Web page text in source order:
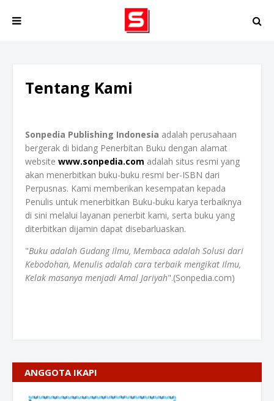
Tentang Kami
Sonpedia Publishing Indonesia adalah perusahaan
bergerak di bidang Penerbitan Buku dengan alamat
website www.sonpedia.com adalah situs resmi yang
akan menerbitkan buku-buku resmi ber-ISBN dari
Perpusnas. Kami memberikan kesempatan kepada
Penulis untuk menerbitkan Buku-buku karya terbaiknya
di sini melalui layanan penerbit kami, serta buku yang
diterbitkan dijamin dapat disebarluaskan.
"Buku adalah Gudang Ilmu, Membaca adalah Solusi dari
Kebodohan, Menulis adalah cara terbaik mengikat Ilmu,
Kelak masanya menjadi Amal Jariyah".(Sonpedia.com)
ANGGOTA IKAPI